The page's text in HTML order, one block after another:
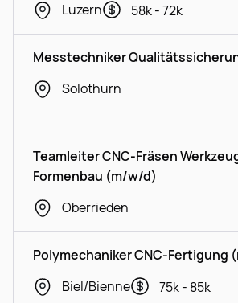
Luzern
58k - 72k
Messtechniker
Solothurn
Teamleiter CNC-Fräsen
Formenbau (m/w/d)
Oberrieden
Polymechaniker CNC-Fertigung
Biel/Bienne
75k - 85k